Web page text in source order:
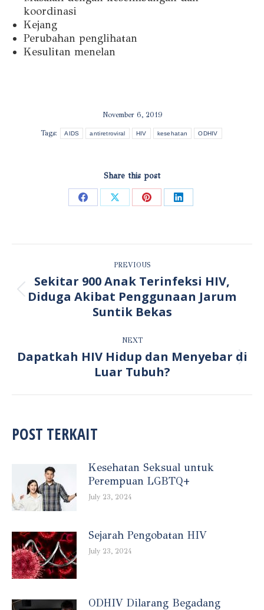
koordinasi
Kejang
Perubahan penglihatan
Kesulitan menelan
November 6, 2019
Tags: AIDS antiretroviral HIV kesehatan ODHIV
Share this post
Share Share Share Share
NAVIGATION PREVIOUS
Previous
post:
Sekitar 900 Anak Terinfeksi HIV,
Diduga Akibat Penggunaan Jarum
Suntik Bekas
NEXT
Next
post:
Dapatkah HIV Hidup dan Menyebar di
Luar Tubuh?
POST TERKAIT
Kesehatan Seksual untuk
Perempuan LGBTQ+
July 23, 2024
Sejarah Pengobatan HIV
July 23, 2024
ODHIV Dilarang Begadang